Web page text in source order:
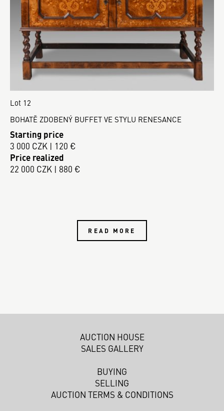
Lot 12
BOHATĚ ZDOBENÝ BUFFET VE STYLU RENESANCE
Starting price
3 000 CZK | 120 €
Price realized
22 000 CZK | 880 €
READ MORE
AUCTION HOUSE
SALES GALLERY
BUYING
SELLING
AUCTION TERMS & CONDITIONS